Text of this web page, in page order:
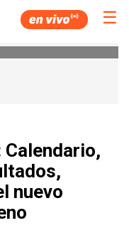
☰
Calendario,
nuevo